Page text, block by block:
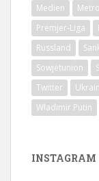
Medien
Metro
Premjer-Liga
Russland
Sowjetunion
Twitter
Wladimir Putin
INSTAGRAM